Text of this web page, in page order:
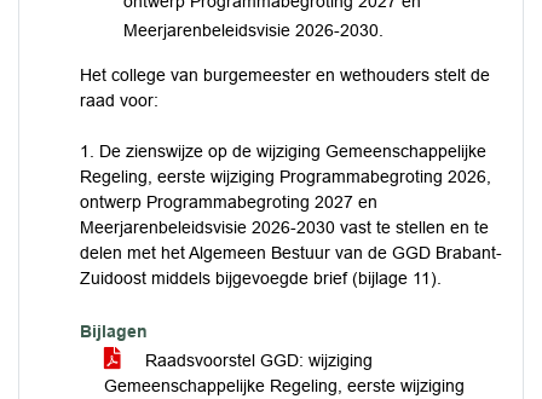
Meerjarenbeleidsvisie 2026-2030.
Het college van burgemeester en wethouders stelt de
raad voor:
1. De zienswijze op de wijziging Gemeenschappelijke
Regeling, eerste wijziging Programmabegroting 2026,
ontwerp Programmabegroting 2027 en
Meerjarenbeleidsvisie 2026-2030 vast te stellen en te
delen met het Algemeen Bestuur van de GGD Brabant-
Zuidoost middels bijgevoegde brief (bijlage 11).
Bijlagen
Raadsvoorstel GGD: wijziging
Gemeenschappelijke Regeling, eerste wijziging